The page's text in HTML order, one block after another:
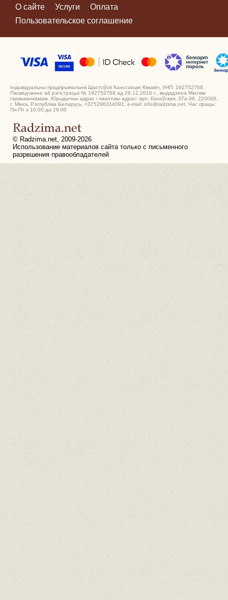
О сайте Услуги
Оплата
Пользовательское соглашение
Індывідуальны прадпрымальнік Шастоўскі Канстанцін Кімавіч, УНП: 192752768.
Пасведчанне аб рэгістрацыі № 192752768 ад 29.12.2016 г., выдадзена Мінскім
гарвыканкамам. Юрыдычны адрас і паштовы адрас: вул. Кахоўская, 37а-36, 220068,
г. Мінск, Рэспубліка Беларусь. +375296314091, e-mail: info@radzima.net. Час працы:
Пн-Пт з 10.00 да 19.00
© Radzima.net, 2009-2026
Использование материалов сайта только с письменного
разрешения правообладателей